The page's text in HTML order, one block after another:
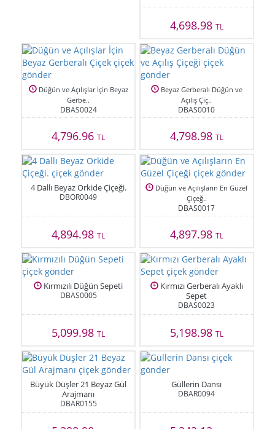
4,698.98 TL
Düğün ve Açılışlar İçin Beyaz
Gerbe..
DBAS0024
4,796.96TL
Beyaz Gerberalı Düğün ve
Açılış Çiç..
DBAS0010
4,798.98 TL
4 Dallı Beyaz Orkide Çiçeği.
DBOR0049
4,894.98TL
Düğün ve Açılışların En Güzel
Çiçeğ..
DBAS0017
4,897.98 TL
Kırmızılı Düğün Sepeti
DBAS0005
5,099.98TL
Kırmızı Gerberalı Ayaklı
Sepet
DBAS0023
5,198.98 TL
Büyük Düşler 21 Beyaz Gül
Arajmanı
DBAR0155
Güllerin Dansı
DBAR0094